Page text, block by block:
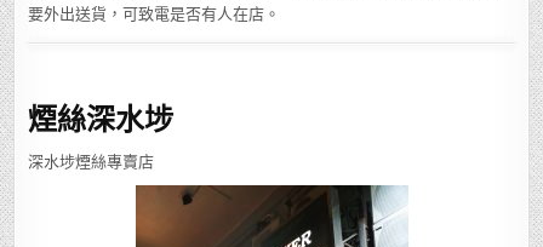
要外出送貨，可致電是否有人在店。
煙絲深水埗
深水埗煙絲專賣店